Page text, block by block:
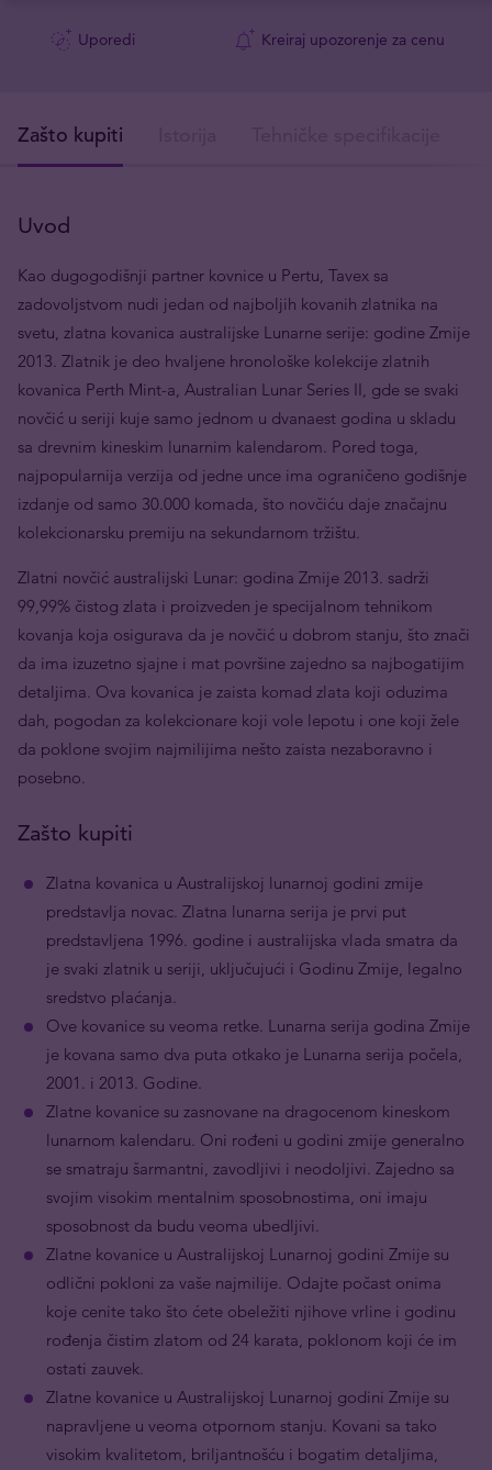
Uporedi Kreiraj upozorenje za cenu
Zašto kupiti
Uvod
Kao dugogodišnji partner kovnice u Pertu, Tavex sa
zadovoljstvom nudi jedan od najboljih kovanih zlatnika na
svetu, zlatna kovanica australijske Lunarne serije: godine Zmije
2013. Zlatnik je deo hvaljene hronološke kolekcije zlatnih
kovanica Perth Mint-a, Australian Lunar Series II, gde se svaki
novčić u seriji kuje samo jednom u dvanaest godina u skladu
sa drevnim kineskim lunarnim kalendarom. Pored toga,
najpopularnija verzija od jedne unce ima ograničeno godišnje
izdanje od samo 30.000 komada, što novčiću daje značajnu
kolekcionarsku premiju na sekundarnom tržištu.
Zlatni novčić australijski Lunar: godina Zmije 2013. sadrži
99,99% čistog zlata i proizveden je specijalnom tehnikom
kovanja koja osigurava da je novčić u dobrom stanju, što znači
da ima izuzetno sjajne i mat površine zajedno sa najbogatijim
detaljima. Ova kovanica je zaista komad zlata koji oduzima
dah, pogodan za kolekcionare koji vole lepotu i one koji žele
da poklone svojim najmilijima nešto zaista nezaboravno i
posebno.
Zašto kupiti
Zlatna kovanica u Australijskoj lunarnoj godini zmije
predstavlja novac. Zlatna lunarna serija je prvi put
predstavljena 1996. godine i australijska vlada smatra da
je svaki zlatnik u seriji, uključujući i Godinu Zmije, legalno
sredstvo plaćanja.
Ove kovanice su veoma retke. Lunarna serija godina Zmije
je kovana samo dva puta otkako je Lunarna serija počela,
2001. i 2013. Godine.
Zlatne kovanice su zasnovane na dragocenom kineskom
lunarnom kalendaru. Oni rođeni u godini zmije generalno
se smatraju šarmantni, zavodljivi i neodoljivi. Zajedno sa
svojim visokim mentalnim sposobnostima, oni imaju
sposobnost da budu veoma ubedljivi.
Zlatne kovanice u Australijskoj Lunarnoj godini Zmije su
odlični pokloni za vaše najmilije. Odajte počast onima
koje cenite tako što ćete obeležiti njihove vrline i godinu
rođenja čistim zlatom od 24 karata, poklonom koji će im
ostati zauvek.
Zlatne kovanice u Australijskoj Lunarnoj godini Zmije su
napravljene u veoma otpornom stanju. Kovani sa tako
visokim kvalitetom, briljantnošću i bogatim detaljima,